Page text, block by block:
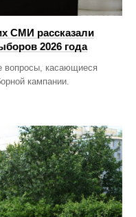
СМИ рассказали
2026 года
вопросы, касающиеся
кампании.